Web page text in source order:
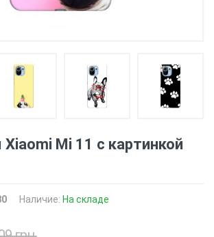
Mi 11 с картинкой
Наличие: На складе